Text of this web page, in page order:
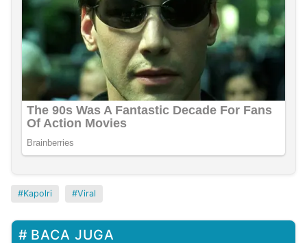
Kapolri Viral
BACA JUGA